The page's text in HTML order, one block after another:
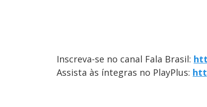
Inscreva-se no canal Fala Brasil:
Assista às íntegras no PlayPlus: